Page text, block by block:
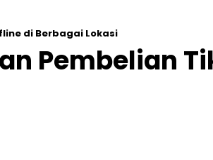
di Berbagai Lokasi
Pembelian